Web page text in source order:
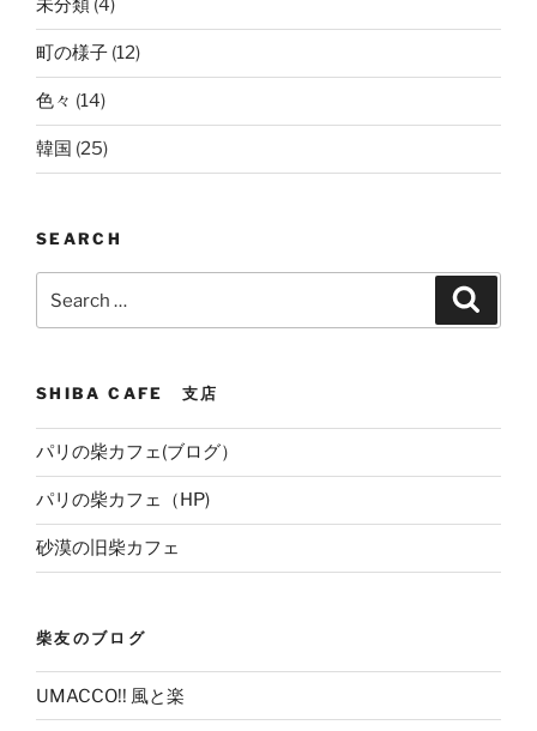
未分類 (4)
町の様子 (12)
色々 (14)
韓国 (25)
SEARCH
SHIBA CAFE 支店
パリの柴カフェ(ブログ）
パリの柴カフェ（HP)
砂漠の旧柴カフェ
柴友のブログ
UMACCO!! 風と楽